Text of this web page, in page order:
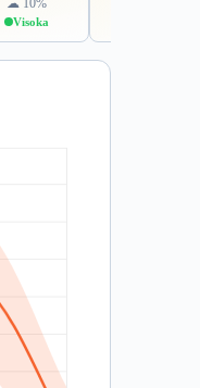
☁ 10%
Visoka